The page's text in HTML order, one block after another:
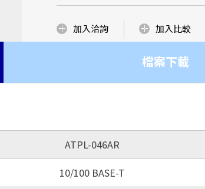
加入洽詢 加入比較
檔案下載
ATPL-046AR
10/100 BASE-T